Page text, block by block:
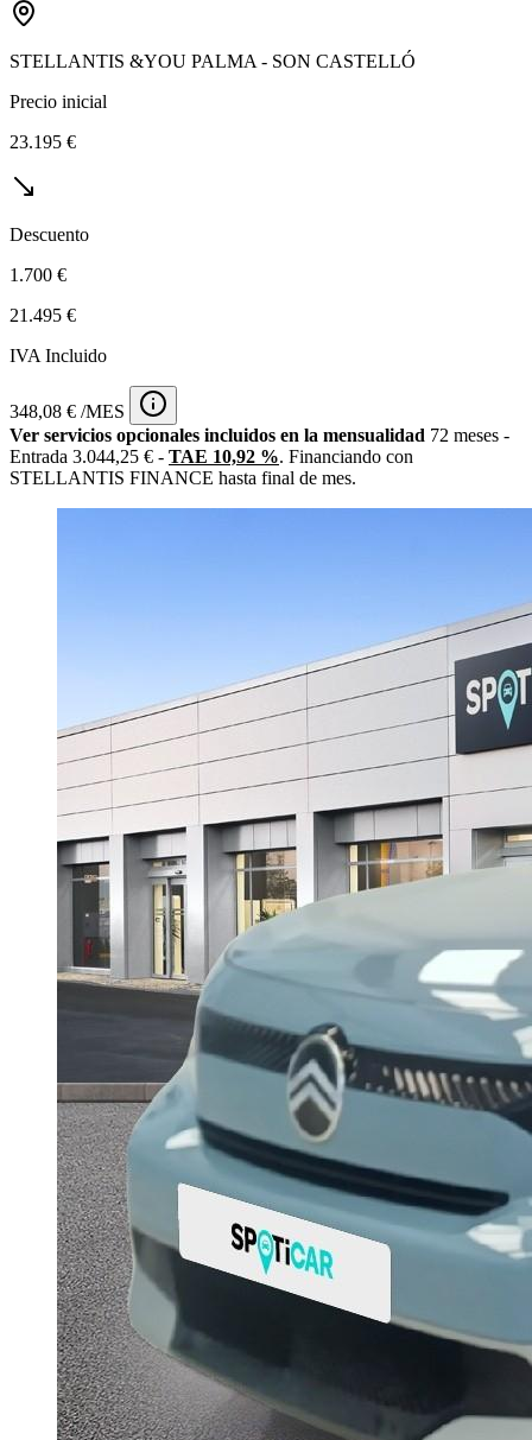
STELLANTIS &YOU PALMA - SON CASTELLÓ
Precio inicial
23.195 €
Descuento
1.700 €
21.495 €
IVA Incluido
348,08 € /MES
Ver servicios opcionales incluidos en la mensualidad 72 meses -
Entrada 3.044,25 € - TAE 10,92 %. Financiando con
STELLANTIS FINANCE hasta final de mes.